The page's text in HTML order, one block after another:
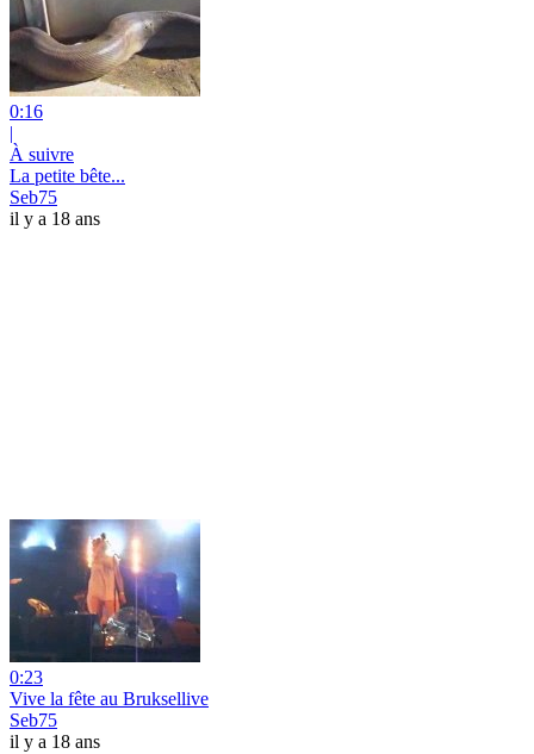
0:16
|
À suivre
La petite bête...
Seb75
il y a 18 ans
0:23
Vive la fête au Bruksellive
Seb75
il y a 18 ans